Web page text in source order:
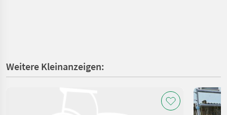
Weitere Kleinanzeigen: